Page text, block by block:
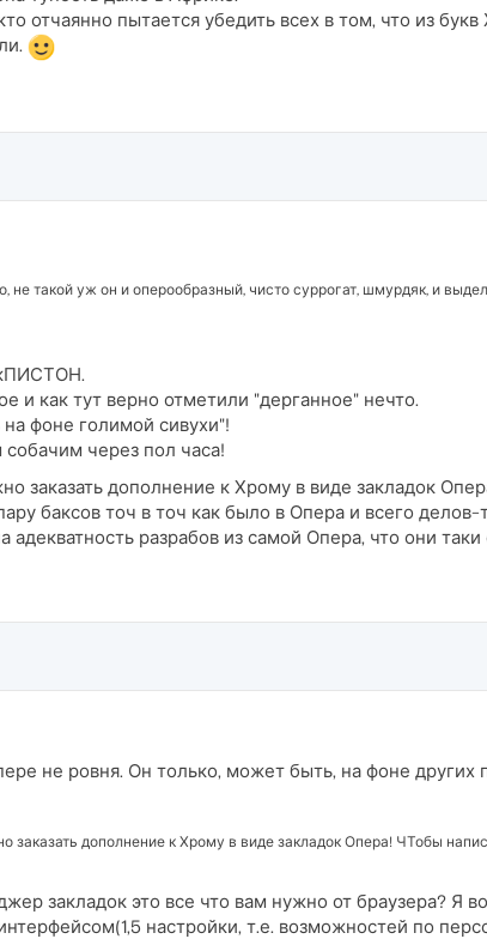
отчаянно пытается убедить всех в том, что из
не такой уж он и оперообразный, чисто суррогат, шмурдяк, и
и как тут верно отметили "дерганное" нечто.
фоне голимой сивухи"!
через пол часа!
заказать дополнение к Хрому в виде закладок
баксов точ в точ как было в Опера и всего делов-
адекватность разрабов из самой Опера, что они
не ровня. Он только, может быть, на фоне
заказать дополнение к Хрому в виде закладок Опера! ЧТобы
закладок это все что вам нужно от браузера? Я
настройки, т.е. возможностей по